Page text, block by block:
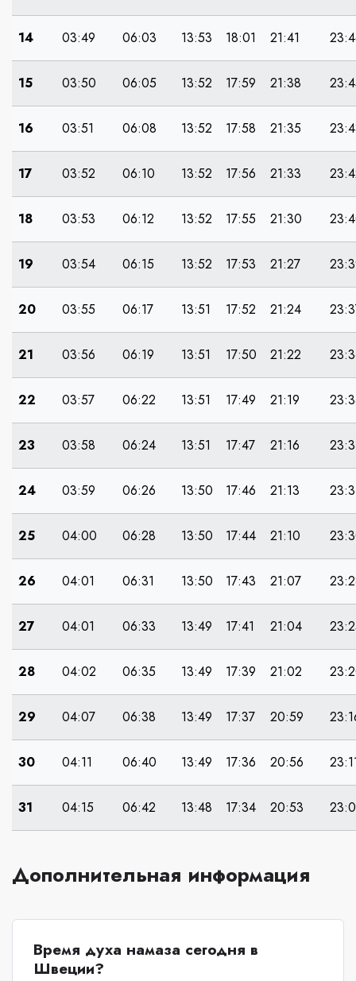
14 03:49 06:03 13:53 18:01 21:41
15 03:50 06:05 13:52 17:59 21:38
16 03:51 06:08 13:52 17:58 21:35
17 03:52 06:10 13:52 17:56 21:33
18 03:53 06:12 13:52 17:55 21:30
19 03:54 06:15 13:52 17:53 21:27
20 03:55 06:17 13:51 17:52 21:24
21 03:56 06:19 13:51 17:50 21:22
22 03:57 06:22 13:51 17:49 21:19
23 03:58 06:24 13:51 17:47 21:16
24 03:59 06:26 13:50 17:46 21:13
25 04:00 06:28 13:50 17:44 21:10
26 04:01 06:31 13:50 17:43 21:07
27 04:01 06:33 13:49 17:41 21:04
28 04:02 06:35 13:49 17:39 21:02
29 04:07 06:38 13:49 17:37 20:59
30 04:11 06:40 13:49 17:36 20:56
31 04:15 06:42 13:48 17:34 20:53
Дополнительная информация
Время духа намаза сегодня в
Швеции?